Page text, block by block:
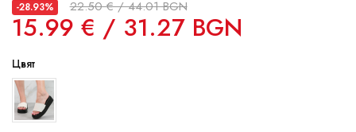
-28.93% 22.50 € / 44.01 BGN
15.99 € / 31.27 BGN
Цвят